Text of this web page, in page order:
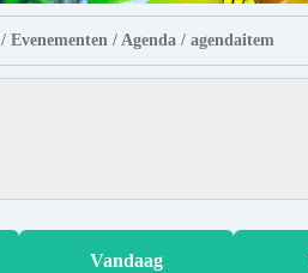
/ Evenementen / Agenda / agendaitem
Vandaag